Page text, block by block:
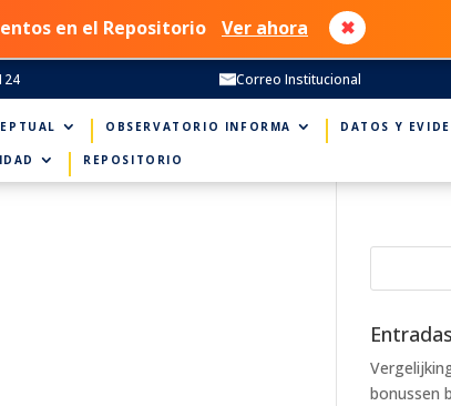
Correo Institucional
OBSERVATORIO INFORMA DATOS Y
REPOSITORIO
bonussen
en el Repositorio Ver ahora ✖